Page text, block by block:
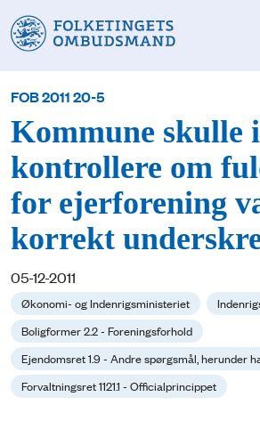
FOB 2011 20-5
Kommune skulle
kontrollere om
for ejerforening
korrekt
05-12-2011
Økonomi- og Indenrigsministeriet
Boligformer 2.2 - Foreningsforhold
Ejendomsret 1.9 - Andre spørgsmål, herunder
Forvaltningsret 1121.1 - Officialprincippet